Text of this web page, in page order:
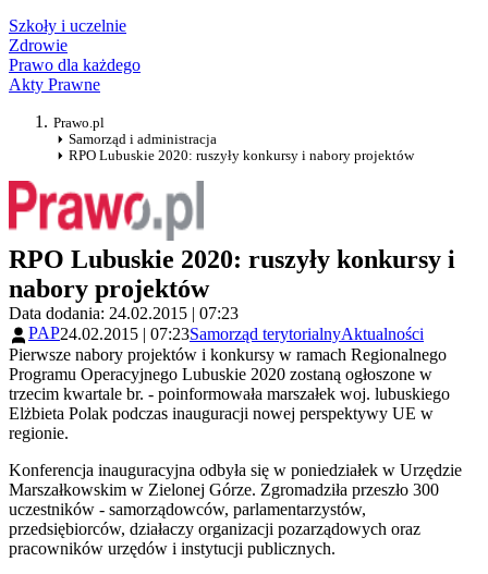
Szkoły i uczelnie
Zdrowie
Prawo dla każdego
Akty Prawne
Prawo.pl
Samorząd i administracja
RPO Lubuskie 2020: ruszyły konkursy i nabory projektów
RPO Lubuskie 2020: ruszyły konkursy i
nabory projektów
Data dodania: 24.02.2015 | 07:23
PAP24.02.2015 | 07:23Samorząd terytorialnyAktualności
Pierwsze nabory projektów i konkursy w ramach Regionalnego
Programu Operacyjnego Lubuskie 2020 zostaną ogłoszone w
trzecim kwartale br. - poinformowała marszałek woj. lubuskiego
Elżbieta Polak podczas inauguracji nowej perspektywy UE w
regionie.
Konferencja inauguracyjna odbyła się w poniedziałek w Urzędzie
Marszałkowskim w Zielonej Górze. Zgromadziła przeszło 300
uczestników - samorządowców, parlamentarzystów,
przedsiębiorców, działaczy organizacji pozarządowych oraz
pracowników urzędów i instytucji publicznych.